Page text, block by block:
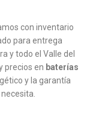
con inventario
para entrega
y todo el Valle del
precios en baterías
y la garantía